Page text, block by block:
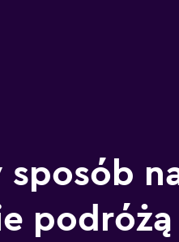
podróżą